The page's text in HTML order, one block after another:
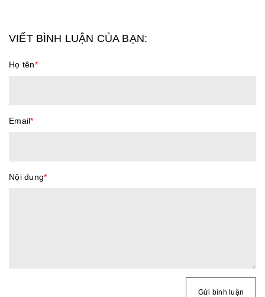
VIẾT BÌNH LUẬN CỦA BẠN:
Họ tên*
Email*
Nội dung*
Gửi bình luận